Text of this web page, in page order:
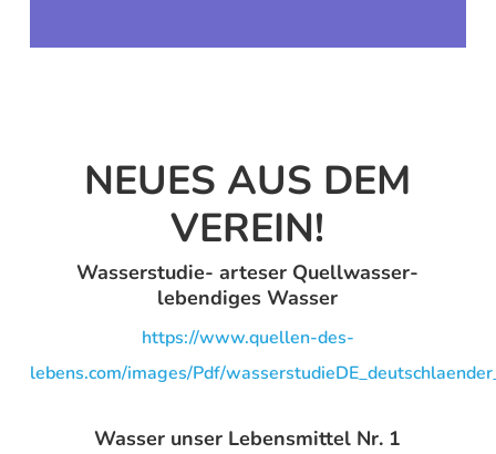
NEUES AUS DEM
VEREIN!
Wasserstudie- arteser Quellwasser-
lebendiges Wasser
https://www.quellen-des-
lebens.com/images/Pdf/
Wasser unser Lebensmittel Nr. 1